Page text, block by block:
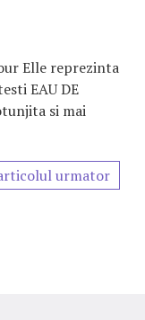
Elle reprezinta
EAU DE
si mai
urmator